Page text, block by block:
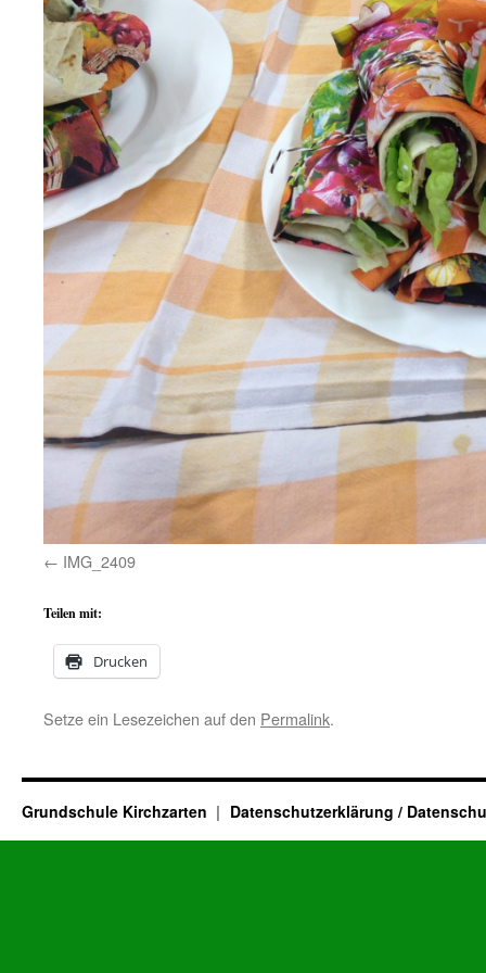
IMG_2409
Teilen mit:
Drucken
Setze ein Lesezeichen auf den Permalink.
Grundschule Kirchzarten Datenschutzerklärung /